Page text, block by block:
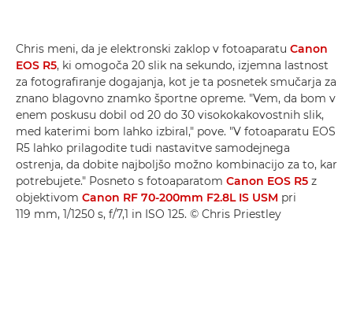
Chris meni, da je elektronski zaklop v fotoaparatu Canon
EOS R5, ki omogoča 20 slik na sekundo, izjemna lastnost
za fotografiranje dogajanja, kot je ta posnetek smučarja za
znano blagovno znamko športne opreme. "Vem, da bom v
enem poskusu dobil od 20 do 30 visokokakovostnih slik,
med katerimi bom lahko izbiral," pove. "V fotoaparatu EOS
R5 lahko prilagodite tudi nastavitve samodejnega
ostrenja, da dobite najboljšo možno kombinacijo za to, kar
potrebujete." Posneto s fotoaparatom Canon EOS R5 z
objektivom Canon RF 70-200mm F2.8L IS USM pri
119 mm, 1/1250 s, f/7,1 in ISO 125. © Chris Priestley